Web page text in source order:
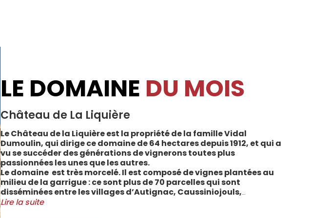
LE DOMAINE DU MOIS
Château de La Liquière
Le Château de la Liquière est la propriété de la famille Vidal
Dumoulin, qui dirige ce domaine de 64 hectares depuis 1912, et qui a
vu se succéder des générations de vignerons toutes plus
passionnées les unes que les autres.
Le domaine est très morcelé. Il est composé de vignes plantées au
milieu de la garrigue : ce sont plus de 70 parcelles qui sont
disséminées entre les villages d’Autignac, Caussiniojouls,
Cabrerolles et Faugères, au nord de l’aire de l’Appellation. La grande
Lire la suite